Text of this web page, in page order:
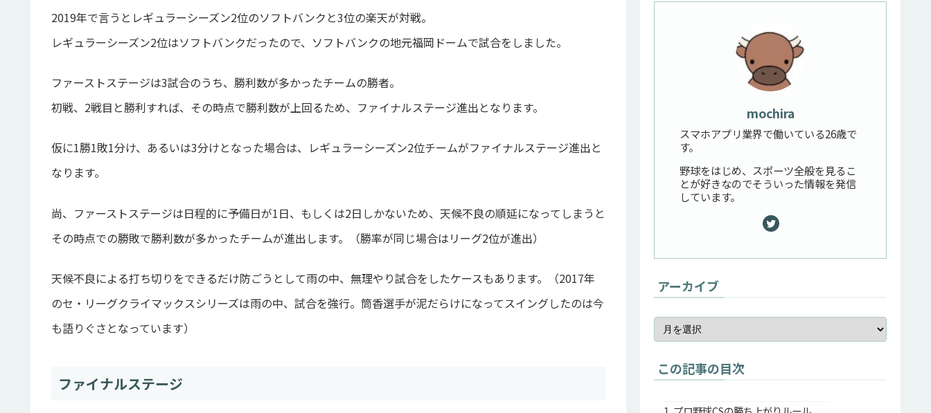
2019年で言うとレギュラーシーズン2位のソフトバンクと3位の楽天が対戦。
レギュラーシーズン2位はソフトバンクだったので、ソフトバンクの地元福岡ドームで試合をしました。
ファーストステージは3試合のうち、勝利数が多かったチームの勝者。
初戦、2戦目と勝利すれば、その時点で勝利数が上回るため、ファイナルステージ進出となります。
仮に1勝1敗1分け、あるいは3分けとなった場合は、レギュラーシーズン2位チームがファイナルステージ進出と
なります。
尚、ファーストステージは日程的に予備日が1日、もしくは2日しかないため、天候不良の順延になってしまうと
その時点での勝敗で勝利数が多かったチームが進出します。（勝率が同じ場合はリーグ2位が進出）
天候不良による打ち切りをできるだけ防ごうとして雨の中、無理やり試合をしたケースもあります。（2017年
のセ・リーグクライマックスシリーズは雨の中、試合を強行。筒香選手が泥だらけになってスイングしたのは今
も語りぐさとなっています）
ファイナルステージ
mochira
スマホアプリ業界で働いている26歳で
す。
野球をはじめ、スポーツ全般を見るこ
とが好きなのでそういった情報を発信
しています。
アーカイブ
この記事の目次